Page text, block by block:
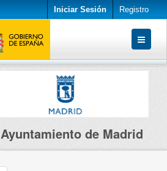
Iniciar Sesión Registro
Ayuntamiento de Madrid